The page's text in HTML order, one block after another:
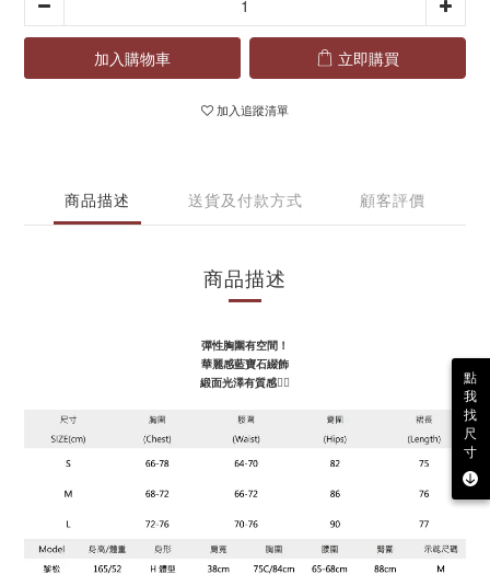
加入購物車 立即購買
加入追蹤清單
商品描述 送貨及付款方式 顧客評價
商品描述
彈性胸圍有空間！
華麗感藍寶石綴飾
緞面光澤有質感❤️‍🔥
點
我
找
尺
寸